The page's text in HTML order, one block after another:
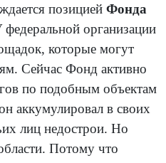
позицией Фонда
федеральной организации
которые могут
Сейчас Фонд активно
по подобным объектам
аккумулировал в своих
лиц недострои. Но
Потому что